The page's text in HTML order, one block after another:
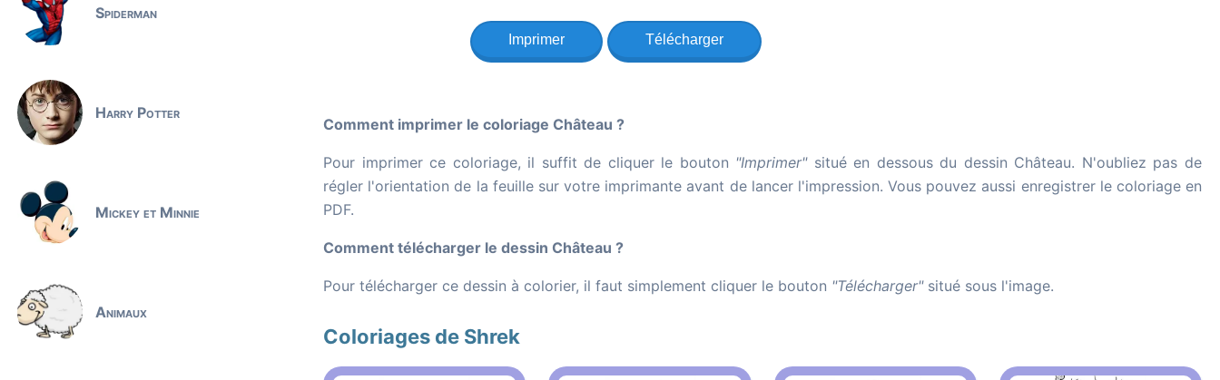
Spiderman
Harry Potter
Mickey et Minnie
Animaux
Imprimer Télécharger
Comment imprimer le coloriage Château ?
Pour imprimer ce coloriage, il suffit de cliquer le bouton "Imprimer"situé en dessous du dessin Château. N'oubliez pas de
régler l'orientation de la feuille sur votre imprimante avant de lancer l'impression. Vous pouvez aussi enregistrer le coloriage en
PDF.
Comment télécharger le dessin Château ?
Pour télécharger ce dessin à colorier, il faut simplement cliquer le bouton "Télécharger"situé sous l'image.
Coloriages de Shrek